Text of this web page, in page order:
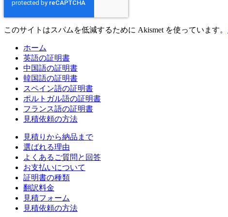
このサイトはスパムを低減するために Akismet を使っています。
ホーム
英語の証明書
中国語の証明書
韓国語の証明書
スペイン語の証明書
ポルトガル語の証明書
フランス語の証明書
見積依頼の方法
見積りから納品まで
選ばれる理由
よくあるご質問と回答
お支払いについて
証明書の種類
翻訳料金
見積フォーム
見積依頼の方法